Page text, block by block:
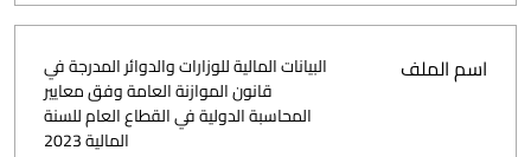
اسم الملف
البيانات المالية للوزارات والدوائر المدرجة في
قانون الموازنة العامة وفق معايير
المحاسبة الدولية في القطاع العام للسنة
المالية 2023